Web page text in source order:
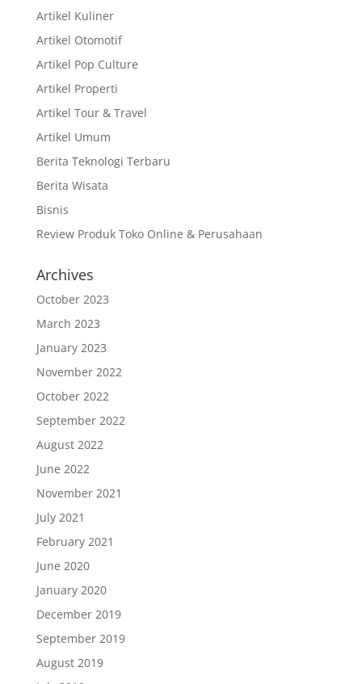
Artikel Kuliner
Artikel Otomotif
Artikel Pop Culture
Artikel Properti
Artikel Tour & Travel
Artikel Umum
Berita Teknologi Terbaru
Berita Wisata
Bisnis
Review Produk Toko Online & Perusahaan
Archives
October 2023
March 2023
January 2023
November 2022
October 2022
September 2022
August 2022
June 2022
November 2021
July 2021
February 2021
June 2020
January 2020
December 2019
September 2019
August 2019